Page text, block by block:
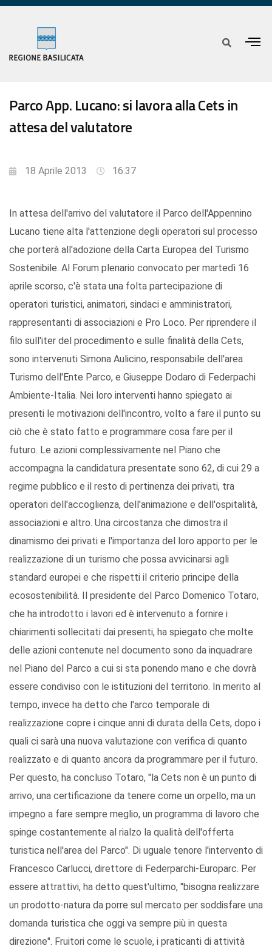
Parco App. Lucano: si lavora alla Cets in
attesa del valutatore
18 Aprile 2013 16:37
In attesa dell'arrivo del valutatore il Parco dell'Appennino
Lucano tiene alta l'attenzione degli operatori sul processo
che porterà all'adozione della Carta Europea del Turismo
Sostenibile. Al Forum plenario convocato per martedì 16
aprile scorso, c'è stata una folta partecipazione di
operatori turistici, animatori, sindaci e amministratori,
rappresentanti di associazioni e Pro Loco. Per riprendere il
filo sull'iter del procedimento e sulle finalità della Cets,
sono intervenuti Simona Aulicino, responsabile dell'area
Turismo dell'Ente Parco, e Giuseppe Dodaro di Federpachi
Ambiente-Italia. Nei loro interventi hanno spiegato ai
presenti le motivazioni dell'incontro, volto a fare il punto su
ciò che è stato fatto e programmare cosa fare per il
futuro. Le azioni complessivamente nel Piano che
accompagna la candidatura presentate sono 62, di cui 29 a
regime pubblico e il resto di pertinenza dei privati, tra
operatori dell'accoglienza, dell'animazione e dell'ospitalità,
associazioni e altro. Una circostanza che dimostra il
dinamismo dei privati e l'importanza del loro apporto per le
realizzazione di un turismo che possa avvicinarsi agli
standard europei e che rispetti il criterio principe della
ecosostenibilità. Il presidente del Parco Domenico Totaro,
che ha introdotto i lavori ed è intervenuto a fornire i
chiarimenti sollecitati dai presenti, ha spiegato che molte
delle azioni contenute nel documento sono da inquadrare
nel Piano del Parco a cui si sta ponendo mano e che dovrà
essere condiviso con le istituzioni del territorio. In merito al
tempo, invece ha detto che l'arco temporale di
realizzazione copre i cinque anni di durata della Cets, dopo i
quali ci sarà una nuova valutazione con verifica di quanto
realizzato e di quanto ancora da programmare per il futuro.
Per questo, ha concluso Totaro, "la Cets non è un punto di
arrivo, una certificazione da tenere come un orpello, ma un
impegno a fare sempre meglio, un programma di lavoro che
spinge costantemente al rialzo la qualità dell'offerta
turistica nell'area del Parco". Di uguale tenore l'intervento di
Francesco Carlucci, direttore di Federparchi-Europarc. Per
essere attrattivi, ha detto quest'ultimo, "bisogna realizzare
un prodotto-natura da porre sul mercato per soddisfare una
domanda turistica che oggi va sempre più in questa
direzione". Fruitori come le scuole, i praticanti di attività